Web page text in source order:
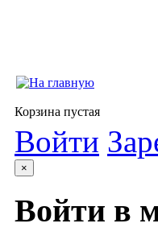
Корзина пустая
Войти
×
Войти в